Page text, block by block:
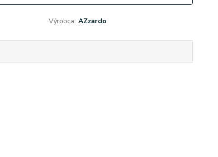
Výrobca: AZzardo